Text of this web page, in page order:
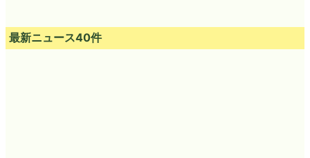
最新ニュース40件